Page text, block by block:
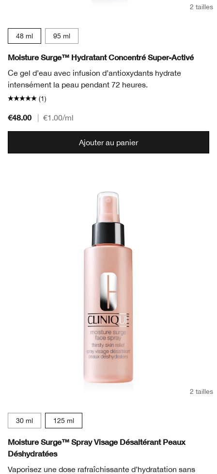
2 tailles
48 ml 95 ml
Moisture Surge™ Hydratant Concentré Super-Activé
Ce gel d’eau avec infusion d’antioxydants hydrate
intensément la peau pendant 72 heures.
(1)
€48.00 €1.00/ml
Ajouter au panier
2 tailles
30 ml 125 ml
Moisture Surge™ Spray Visage Désaltérant Peaux
Déshydratées
Vaporisez une dose rafraîchissante d’hydratation sans